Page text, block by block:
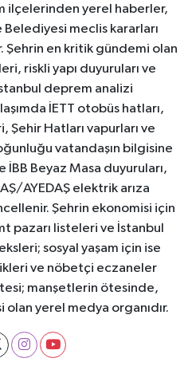
ilçelerinden yerel haberler,
Belediyesi meclis kararları
en kritik gündemi olan
riskli yapı duyuruları ve
deprem analizi
İETT otobüs hatları,
Hatları vapurları ve
vatandaşın bilgisine
Beyaz Masa duyuruları,
AYEDAŞ elektrik arıza
Şehrin ekonomisi için
pazarı listeleri ve İstanbul
sosyal yaşam için ise
ve nöbetçi eczaneler
manşetlerin ötesinde,
olan yerel medya organıdır.